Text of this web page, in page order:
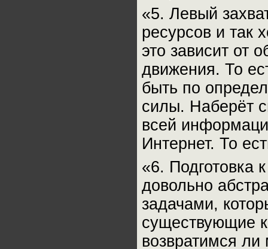
«5. Левый
ресурсов и так
это зависит от
движения. То
быть по
силы. Наберёт
всей
Интернет. То
«6. Подготовка
довольно
задачами,
существующие
возвратимся ли